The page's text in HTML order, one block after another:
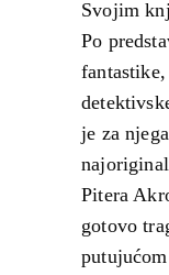
Svojim
Po
je za
Pitera
gotovo